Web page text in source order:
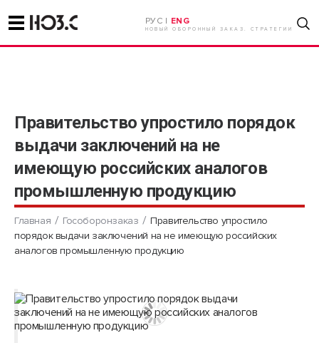
РУС | ENG
НОВЫЙ ОБОРОННЫЙ ЗАКАЗ. СТРАТЕГИИ
Правительство упростило порядок
выдачи заключений на не
имеющую российских аналогов
промышленную продукцию
Главная Гособоронзаказ
Правительство упростило
порядок выдачи заключений на не имеющую российских
аналогов промышленную продукцию